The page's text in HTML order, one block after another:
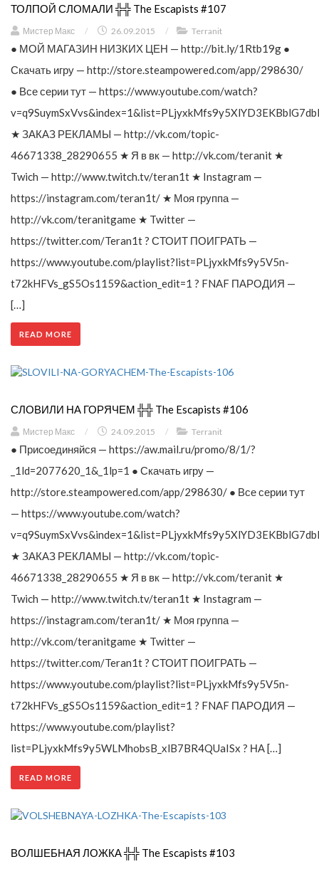
ТОЛПОЙ СЛОМАЛИ ╬╬ The Escapists #107
Мистер Макс / 26.09.2015 / Terranit
● МОЙ МАГАЗИН НИЗКИХ ЦЕН — http://bit.ly/1Rtb19g ●
Скачать игру — http://store.steampowered.com/app/298630/
● Все серии тут — https://www.youtube.com/watch?
★ ЗАКАЗ РЕКЛАМЫ — http://vk.com/topic-
46671338_28290655 ★ Я в вк — http://vk.com/teranit ★
Twich — http://www.twitch.tv/teran1t ★ Instagram —
https://instagram.com/teran1t/ ★ Моя группа —
http://vk.com/teranitgame ★ Twitter —
https://twitter.com/Teran1t ? СТОИТ ПОИГРАТЬ —
https://www.youtube.com/playlist?list=PLjyxkMfs9y5V5n-
t72kHFVs_gS5Os1159&action_edit=1 ? FNAF ПАРОДИЯ —
[…]
READ MORE
СЛОВИЛИ НА ГОРЯЧЕМ ╬╬ The Escapists #106
Мистер Макс / 24.09.2015 / Terranit
● Присоединяйся — https://aw.mail.ru/promo/8/1/?
_1ld=2077620_1&_1lp=1 ● Скачать игру —
http://store.steampowered.com/app/298630/ ● Все серии тут
— https://www.youtube.com/watch?
★ ЗАКАЗ РЕКЛАМЫ — http://vk.com/topic-
46671338_28290655 ★ Я в вк — http://vk.com/teranit ★
Twich — http://www.twitch.tv/teran1t ★ Instagram —
https://instagram.com/teran1t/ ★ Моя группа —
http://vk.com/teranitgame ★ Twitter —
https://twitter.com/Teran1t ? СТОИТ ПОИГРАТЬ —
https://www.youtube.com/playlist?list=PLjyxkMfs9y5V5n-
t72kHFVs_gS5Os1159&action_edit=1 ? FNAF ПАРОДИЯ —
https://www.youtube.com/playlist?
list=PLjyxkMfs9y5WLMhobsB_xlB7BR4QUaISx ? НА […]
READ MORE
ВОЛШЕБНАЯ ЛОЖКА ╬╬ The Escapists #103